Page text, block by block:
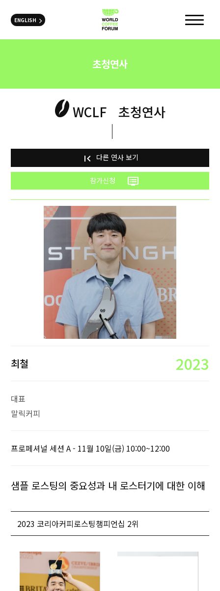
ENGLISH
초청연사
WCLF 초청연사
first_page 다른 연사 보기
참가신청 dvr
최철 2023
대표
말릭커피
프로페셔널 세션 A - 11월 10일(금) 10:00~12:00
샘플 로스팅의 중요성과 내 로스터기에 대한 이해
2023 코리아커피로스팅챔피언십 2위